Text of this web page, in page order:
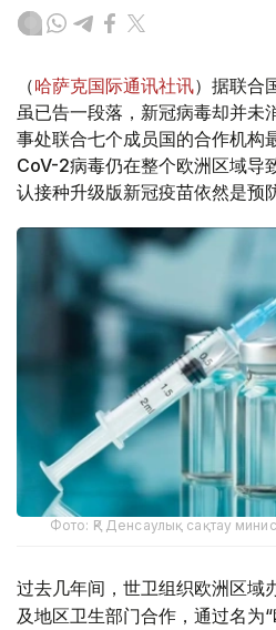
（哈萨克国际通讯社讯）据联合
虽已告一段落，新冠病毒却并未
事处联合七个成员国的合作机构
CoV-2病毒仍在整个欧洲区域导
认接种升级版新冠疫苗依然是预
Фото: ҚР Денсаулық сақтау
过去几年间，世卫组织欧洲区域
及地区卫生部门合作，通过名为